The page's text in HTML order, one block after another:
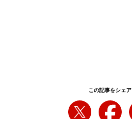
この記事をシェア